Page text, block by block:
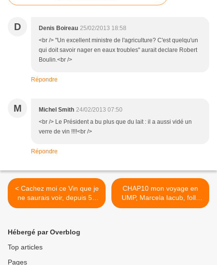
D Denis Boireau 25/02/2013 18:58
<br /> "Un excellent ministre de l'agriculture? C'est quelqu'un
qui doit savoir nager en eaux troubles" aurait declare Robert
Boulin.<br />
Répondre
M Michel Smith 24/02/2013 07:50
<br /> Le Président a bu plus que du lait : il a aussi vidé un
verre de vin !!!!<br />
Répondre
< Cachez moi ce Vin que je
ne saurais voir, depuis 50
ans il ne pèse pas très
l’Agriculture
CHAP10 mon voyage en
UMP, Marcela Iacub, folle
d'un « cochon », a donc
Hébergé par Overblog
Top articles
Pages